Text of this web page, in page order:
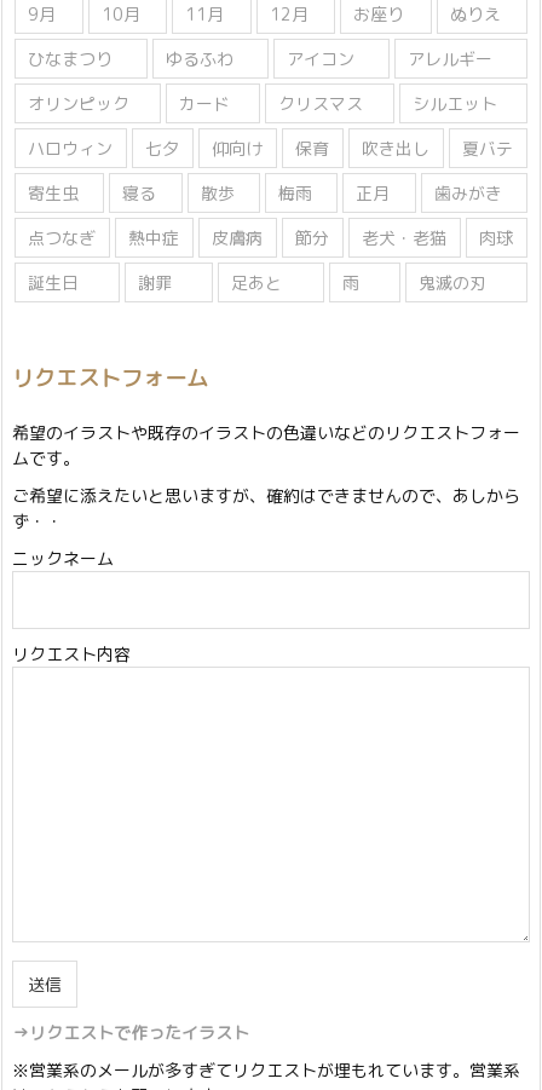
9月
10月 11月 12月 お座り
ぬりえ
ひなまつり
ゆるふわ アイコン
アレルギー
オリンピック
カード クリスマス
シルエット
ハロウィン
七夕 仰向け 保育 吹き出し
夏バテ
寄生虫
寝る 散歩 梅雨 正月
歯みがき
点つなぎ
熱中症 皮膚病 節分 老犬・老猫
肉球
誕生日
謝罪 足あと 雨 鬼滅の刃
リクエストフォーム
希望のイラストや既存のイラストの色違いなどのリクエストフォー
ムです。
ご希望に添えたいと思いますが、確約はできませんので、あしから
ず・・
ニックネーム
リクエスト内容
→リクエストで作ったイラスト
※営業系のメールが多すぎてリクエストが埋もれています。営業系